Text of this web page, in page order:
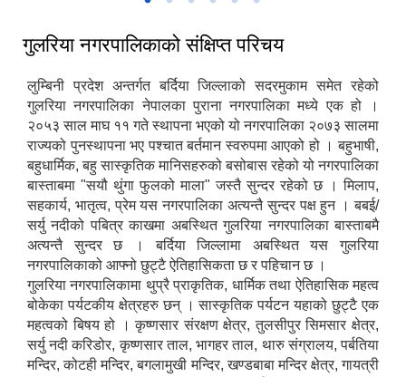
गुलरिया नगरपालिकाको संक्षिप्त परिचय
लुम्बिनी प्रदेश अन्तर्गत बर्दिया जिल्लाको सदरमुकाम समेत रहेको
गुलरिया नगरपालिका नेपालका पुराना नगरपालिका मध्ये एक हो ।
२०५३ साल माघ ११ गते स्थापना भएको यो नगरपालिका २०७३ सालमा
राज्यको पुनस्थापना भए पश्चात बर्तमान स्वरुपमा आएको हो । बहुभाषी,
बहुधार्मिक, बहु सास्कृतिक मानिसहरुको बसोबास रहेको यो नगरपालिका
बास्ताबमा "सयौ थुंगा फुलको माला" जस्तै सुन्दर रहेको छ । मिलाप,
सहकार्य, भातृत्व, प्रेम यस नगरपालिका अत्यन्तै सुन्दर पक्ष हुन । बबई/
सर्यु नदीको पबित्र काखमा अबस्थित गुलरिया नगरपालिका बास्ताबमै
अत्यन्तै सुन्दर छ । बर्दिया जिल्लामा अबस्थित यस गुलरिया
नगरपालिकाको आफ्नो छुट्टै ऐतिहासिकता छ र पहिचान छ ।
गुलरिया नगरपालिकामा थुप्रै प्राकृतिक, धार्मिक तथा ऐतिहासिक महत्व
बोकेका पर्यटकीय क्षेत्रहरु छन् । सास्कृतिक पर्यटन यहाको छुट्टै एक
महत्वको बिषय हो । कृष्णसार संरक्षण क्षेत्र, तुलसीपुर सिमसार क्षेत्र,
सर्यु नदी करिडोर, कृष्णसार ताल, भागहर ताल, थारु संग्रालय, पर्बतिया
मन्दिर, कोटही मन्दिर, बगलामुखी मन्दिर, खण्डबाबा मन्दिर क्षेत्र, गायत्री